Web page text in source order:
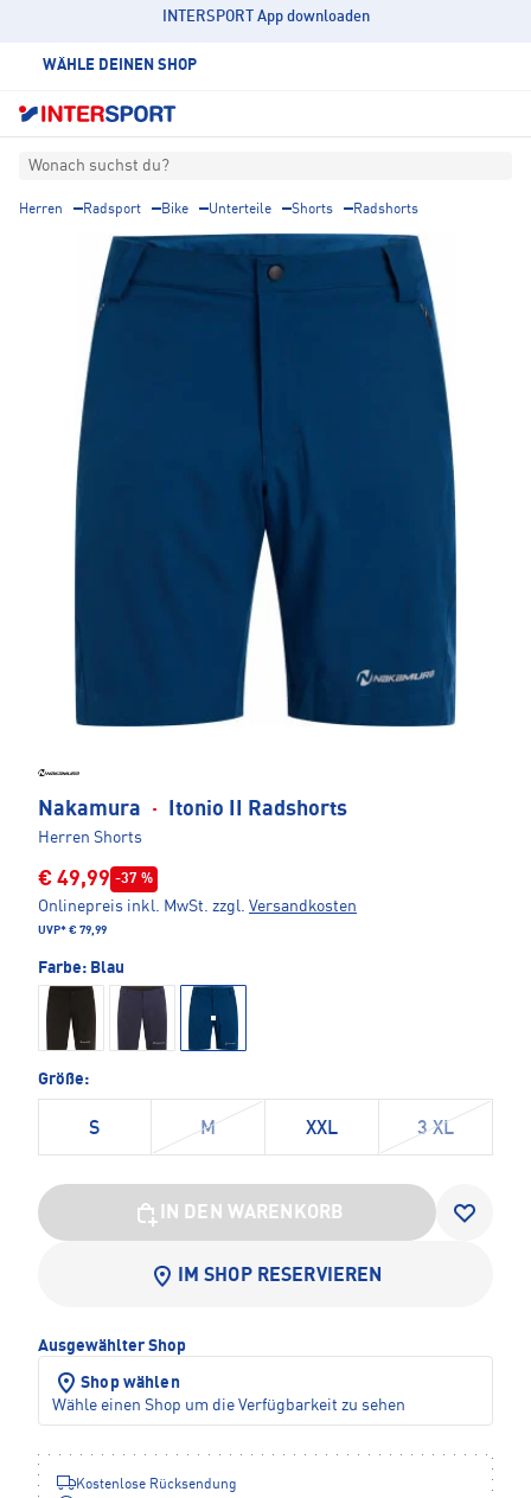
INTERSPORT App downloaden
WÄHLE DEINEN SHOP
Wonach suchst du?
Herren Radsport Bike Unterteile Shorts Radshorts
Nakamura · Itonio II Radshorts
Herren Shorts
€ 49,99 -37 %
Onlinepreis inkl. MwSt. zzgl. Versandkosten
UVP* € 79,99
Farbe: Blau
Größe:
S M XXL 3 XL
IN DEN WARENKORB
IM SHOP RESERVIEREN
Ausgewählter Shop
Shop wählen
Wähle einen Shop um die Verfügbarkeit zu sehen
Kostenlose Rücksendung